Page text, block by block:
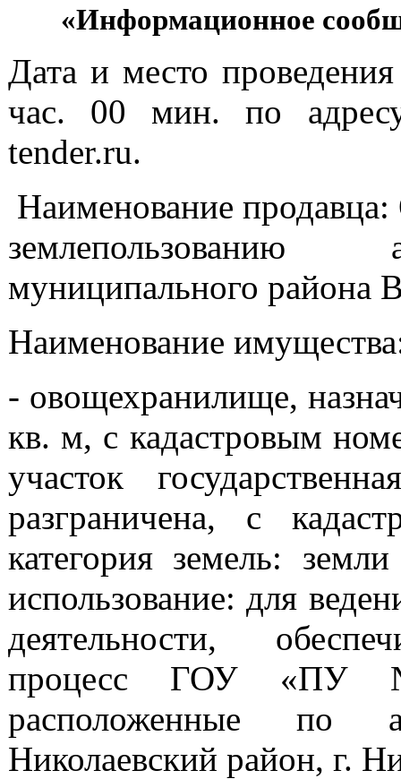
«Информационное
Дата и место
час. 00 мин. по
tender.ru.
Наименование
землепользованию
муниципального района
Наименование
- овощехранилище,
кв. м, с кадастровым
участок
разграничена, с
категория земель:
использование: для
деятельности,
процесс ГОУ «ПУ
расположенные по
Николаевский район, г.